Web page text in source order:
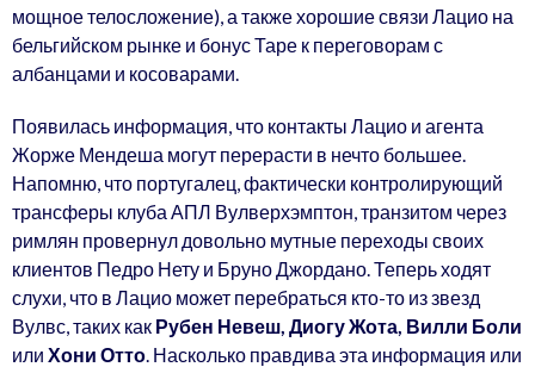
мощное телосложение), а также хорошие связи Лацио на
бельгийском рынке и бонус Таре к переговорам с
албанцами и косоварами.
Появилась информация, что контакты Лацио и агента
Жорже Мендеша могут перерасти в нечто большее.
Напомню, что португалец, фактически контролирующий
трансферы клуба АПЛ Вулверхэмптон, транзитом через
римлян провернул довольно мутные переходы своих
клиентов Педро Нету и Бруно Джордано. Теперь ходят
слухи, что в Лацио может перебраться кто-то из звезд
Вулвс, таких как Рубен Невеш, Диогу Жота, Вилли Боли
или Хони Отто . Насколько правдива эта информация или